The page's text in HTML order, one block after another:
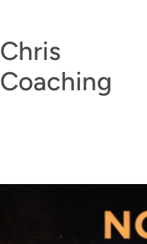
Chris
Coaching